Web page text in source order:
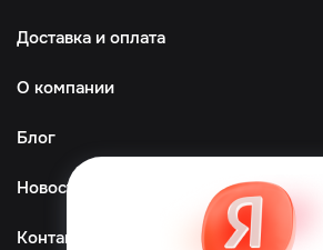
Доставка и оплата
О компании
Блог
Новости
Контакты